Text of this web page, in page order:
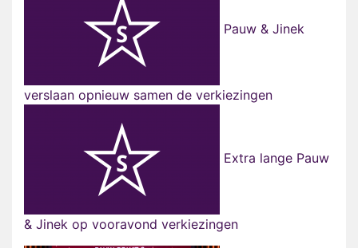
Pauw & Jinek
verslaan opnieuw samen de verkiezingen
Extra lange Pauw
& Jinek op vooravond verkiezingen